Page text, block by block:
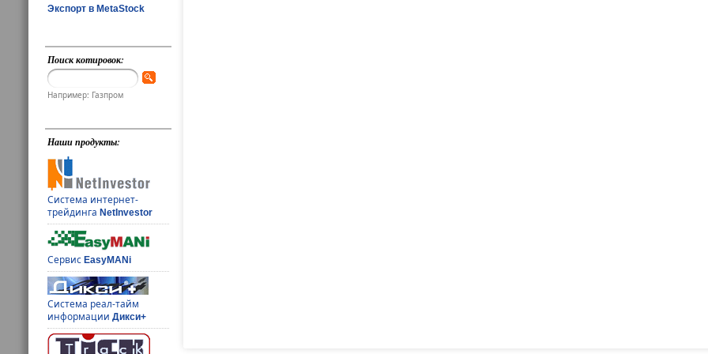
Экспорт в MetaStock
Поиск котировок:
Например: Газпром
Наши продукты:
Система интернет-
трейдингаNetInvestor
СервисEasyMANi
Система реал-тайм
информацииДикси+